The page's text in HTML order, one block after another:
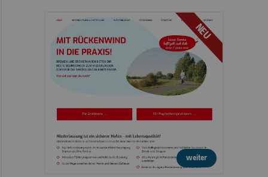
NEU
weiter